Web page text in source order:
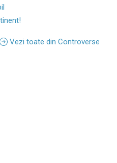
Vezi toate din Controverse